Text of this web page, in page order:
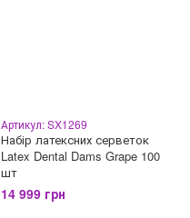
Артикул: SX1269
Набір латексних серветок
Latex Dental Dams Grape 100
шт
14 999 грн